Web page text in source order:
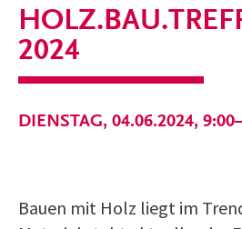
2024
DIENSTAG, 04.06.2024,
Bauen mit Holz liegt im